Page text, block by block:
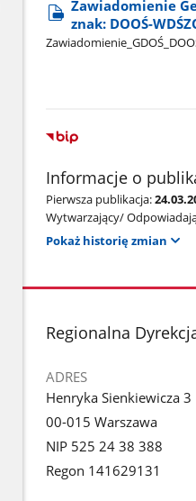
Zawiadomienie
znak: DOOŚ-
Informacje o
Pierwsza publikacja:
Wytwarzający/
Pokaż historię zmian
stopka
Regionalna
ADRES
Henryka Sienkiewicza 3
00-015 Warszawa
NIP 525 24 38 388
Regon 141629131